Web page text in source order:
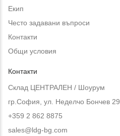
Екип
Често задавани въпроси
Контакти
Общи условия
Контакти
Склад ЦЕНТРАЛЕН / Шоурум
гр.София, ул. Неделчо Бончев 29
+359 2 862 8875
sales@ldg-bg.com